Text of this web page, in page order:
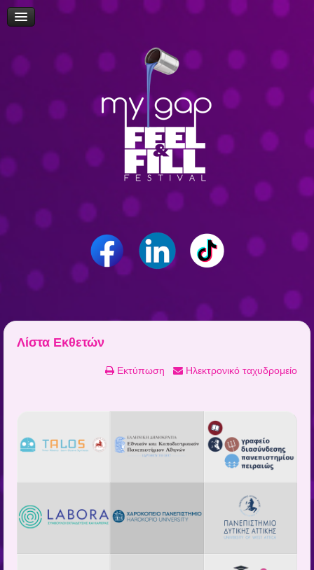
Δήλωση Συμμετοχής Επισκεπτών
Επικοινωνία
Λίστα Εκθετών
Εκτύπωση Ηλεκτρονικό ταχυδρομείο